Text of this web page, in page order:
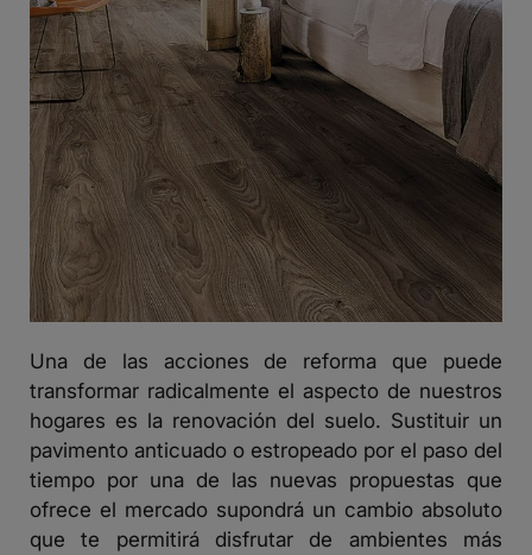
Una de las acciones de reforma que puede
transformar radicalmente el aspecto de nuestros
hogares es la renovación del suelo. Sustituir un
pavimento anticuado o estropeado por el paso del
tiempo por una de las nuevas propuestas que
ofrece el mercado supondrá un cambio absoluto
que te permitirá disfrutar de ambientes más